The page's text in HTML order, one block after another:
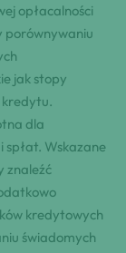
opłacalności
porównywaniu
jak stopy
kredytu.
dla
Wskazane
znaleźć
kredytowych
świadomych